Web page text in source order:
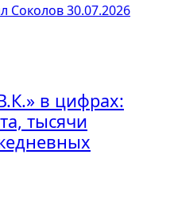
Соколов30.07.2026
в цифрах:
тысячи